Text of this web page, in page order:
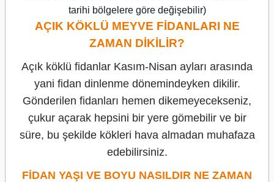
tarihi bölgelere göre değişebilir)
AÇIK KÖKLÜ MEYVE FİDANLARI NE
ZAMAN DİKİLİR?
Açık köklü fidanlar Kasım-Nisan ayları arasında
yani fidan dinlenme dönemindeyken dikilir.
Gönderilen fidanları hemen dikemeyecekseniz,
çukur açarak hepsini bir yere gömebilir ve bir
süre, bu şekilde kökleri hava almadan muhafaza
edebilirsiniz.
FİDAN YAŞI VE BOYU NASILDIR NE ZAMAN